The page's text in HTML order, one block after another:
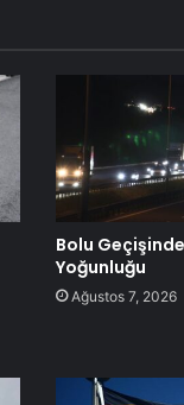
Bolu
Yoğunluğu
Ağustos 7, 2026